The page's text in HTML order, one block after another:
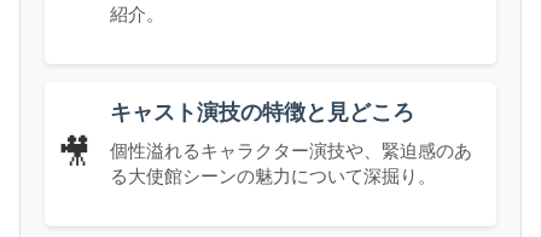
紹介。
🎥
キャスト演技の特徴と見どころ
個性溢れるキャラクター演技や、緊迫感のあ
る大使館シーンの魅力について深掘り。